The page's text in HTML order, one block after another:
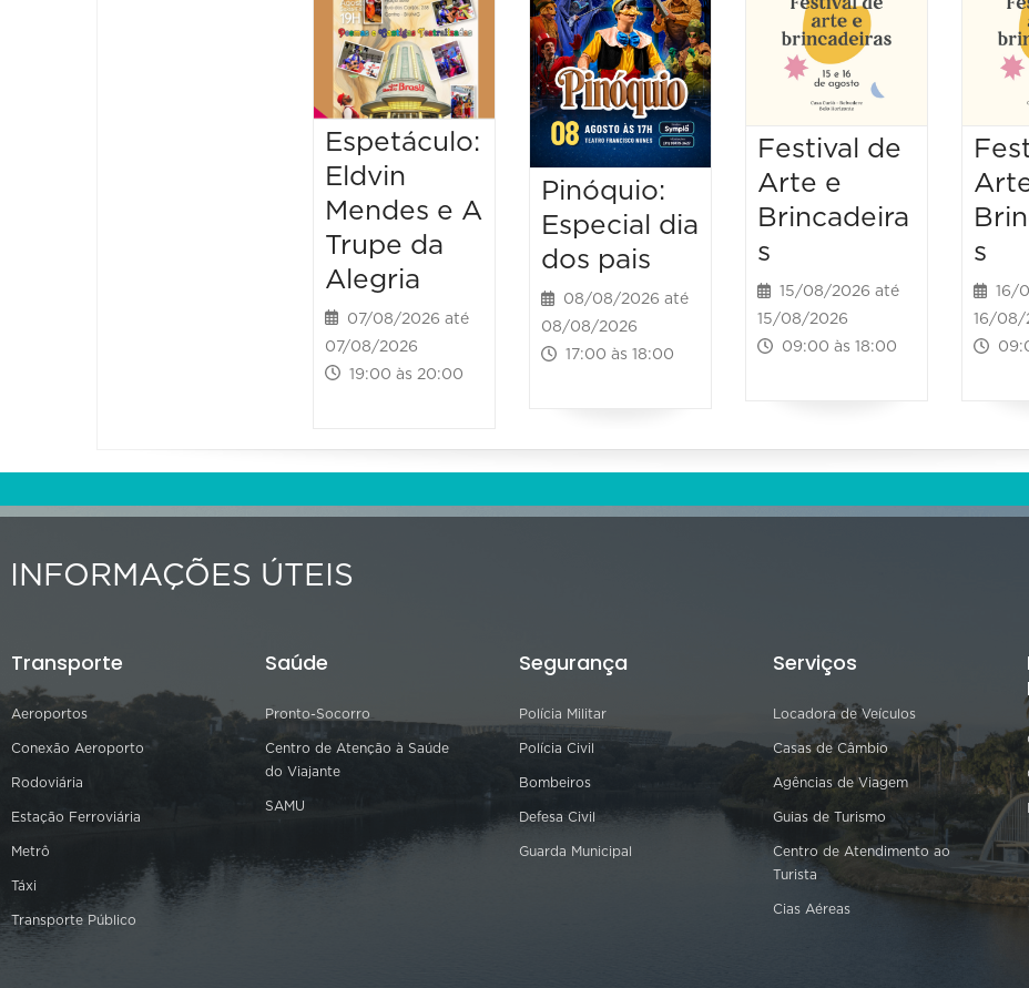
Espetáculo:
Eldvin
Mendes e A
Trupe da
Alegria
07/08/2026 até
07/08/2026
19:00 às 20:00
Pinóquio:
Especial dia
dos pais
08/08/2026 até
08/08/2026
17:00 às 18:00
Festival de
Arte e
Brincadeira
s
15/08/2026 até
15/08/2026
09:00 às 18:00
s
16/
16/08/
INFORMAÇÕES ÚTEIS
Transporte
Aeroportos
Conexão Aeroporto
Rodoviária
Estação Ferroviária
Metrô
Táxi
Transporte Público
Saúde
Pronto-Socorro
Centro de Atenção à Saúde
do Viajante
SAMU
Segurança
Polícia Militar
Polícia Civil
Bombeiros
Defesa Civil
Guarda Municipal
Serviços
Locadora de Veículos
Casas de Câmbio
Agências de Viagem
Guias de Turismo
Centro de Atendimento ao
Turista
Cias Aéreas